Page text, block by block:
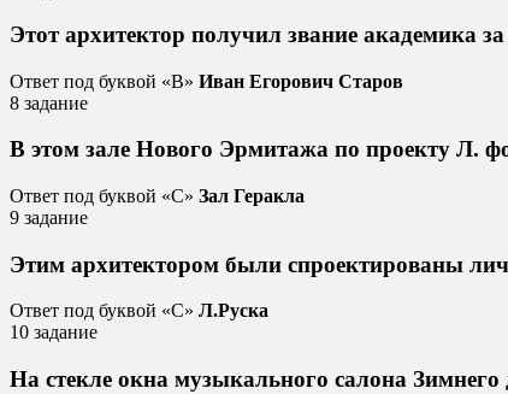
Этот архитектор получил звание академика
Ответ под буквой «B» Иван Егорович Старов
8 задание
В этом зале Нового Эрмитажа по проекту Л.
Ответ под буквой «C» Зал Геракла
9 задание
Этим архитектором были спроектированы
Ответ под буквой «C» Л.Руска
10 задание
На стекле окна музыкального салона